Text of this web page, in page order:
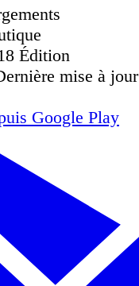
Édition
mise à jour
Google Play